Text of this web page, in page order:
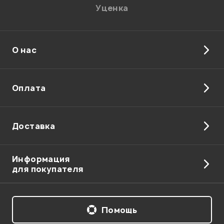
Уценка
О нас
Оплата
Доставка
Информация
для покупателя
Помощь